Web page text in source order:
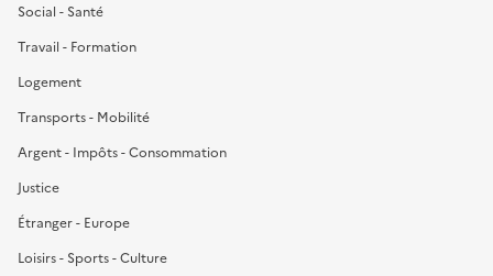
Social - Santé
Travail - Formation
Logement
Transports - Mobilité
Argent - Impôts - Consommation
Justice
Étranger - Europe
Loisirs - Sports - Culture